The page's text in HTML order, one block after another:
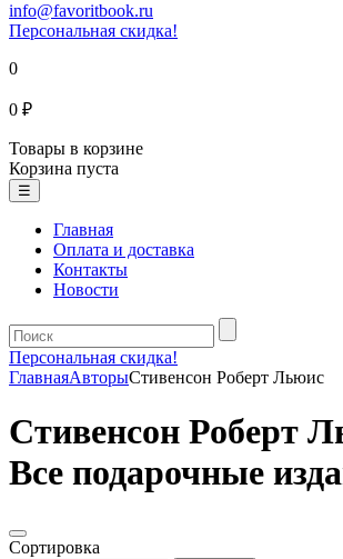
info@favoritbook.ru
Персональная скидка!
0
0 ₽
Товары в корзине
Корзина пуста
☰
Главная
Оплата и доставка
Контакты
Новости
Персональная скидка!
ГлавнаяАвторыСтивенсон Роберт Льюис
Стивенсон Роберт
Все подарочные
Сортировка